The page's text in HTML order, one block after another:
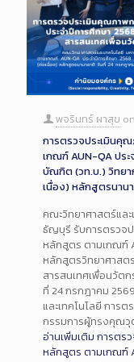
พจรินทร์ ผาสุข on
การตรวจประเมินคุ
เกณฑ์ AUN-QA ปร
บัณฑิต (วท.บ.) วิทย
เนื่อง) หลักสูตรนาน
คณะวิทยาศาสตร์แล
ธัญบุรี รับการตรวจ
หลักสูตร ตามเกณฑ์
หลักสูตรวิทยาศาสต
สารสนเทศเพื่อนวัต
ที่ 24 กรกฎาคม
และเทคโนโลยี การ
กรรมการผู้ทรงคุณวุ
อ่านเพิ่มเติม การตร
หลักสูตร ตามเกณฑ์